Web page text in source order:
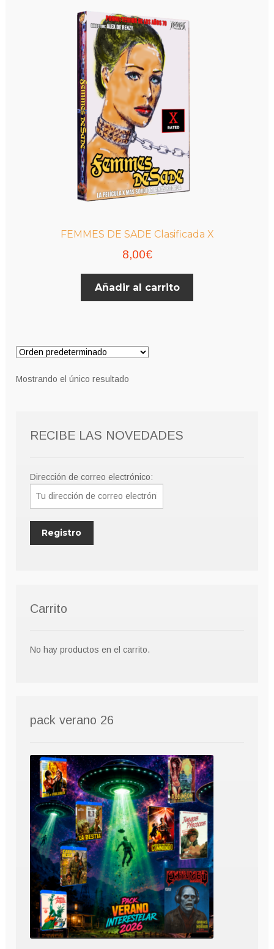
FEMMES DE SADE Clasificada X
8,00€
Añadir al carrito
Mostrando el único resultado
RECIBE LAS NOVEDADES
Dirección de correo electrónico:
Carrito
No hay productos en el carrito.
pack verano 26